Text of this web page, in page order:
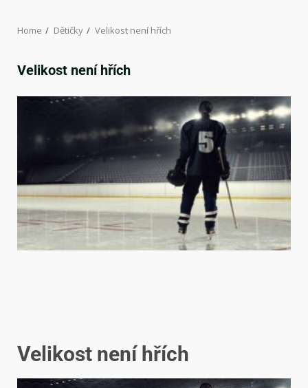
Home Dětičky Velikost není hřích
Velikost není hřích
Velikost není hřích